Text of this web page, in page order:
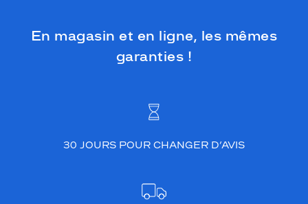
En magasin et en ligne, les mêmes
garanties !
30 JOURS POUR CHANGER D’AVIS